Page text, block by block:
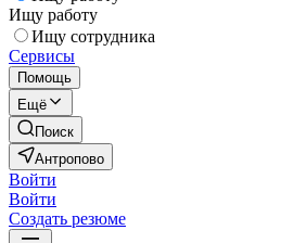
Ищу работу
Ищу сотрудника
Сервисы
Помощь
Ещё
Поиск
Антропово
Войти
Войти
Создать резюме